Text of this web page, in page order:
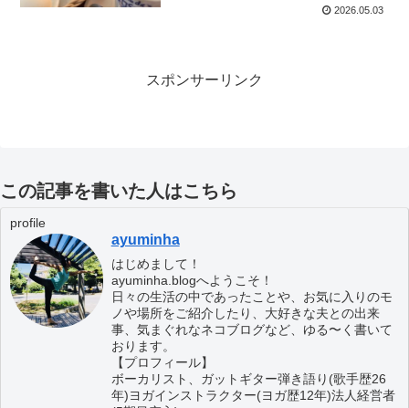
2026.05.03
スポンサーリンク
この記事を書いた人はこちら
profile
ayuminha
はじめまして！
ayuminha.blogへようこそ！
日々の生活の中であったことや、お気に入りのモ
ノや場所をご紹介したり、大好きな夫との出来
事、気まぐれなネコブログなど、ゆる〜く書いて
おります。
【プロフィール】
ボーカリスト、ガットギター弾き語り(歌手歴26
年)ヨガインストラクター(ヨガ歴12年)法人経営者